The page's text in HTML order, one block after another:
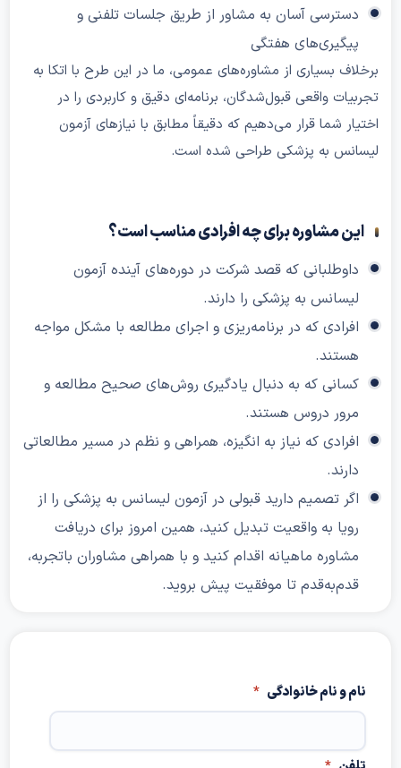
دسترسی آسان به مشاور از طریق جلسات تلفنی و
پیگیری‌های هفتگی
برخلاف بسیاری از مشاوره‌های عمومی، ما در این طرح با اتکا به
تجربیات واقعی قبول‌شدگان، برنامه‌ای دقیق و کاربردی را در
اختیار شما قرار می‌دهیم که دقیقاً مطابق با نیازهای آزمون
لیسانس به پزشکی طراحی شده است.
این مشاوره برای چه افرادی مناسب است؟
داوطلبانی که قصد شرکت در دوره‌های آینده آزمون
لیسانس به پزشکی را دارند.
افرادی که در برنامه‌ریزی و اجرای مطالعه با مشکل مواجه
هستند.
کسانی که به دنبال یادگیری روش‌های صحیح مطالعه و
مرور دروس هستند.
افرادی که نیاز به انگیزه، همراهی و نظم در مسیر مطالعاتی
دارند.
اگر تصمیم دارید قبولی در آزمون لیسانس به پزشکی را از
رویا به واقعیت تبدیل کنید، همین امروز برای دریافت
مشاوره ماهیانه اقدام کنید و با همراهی مشاوران با‌تجربه،
قدم‌به‌قدم تا موفقیت پیش بروید.
نام و نام خانوادگی *